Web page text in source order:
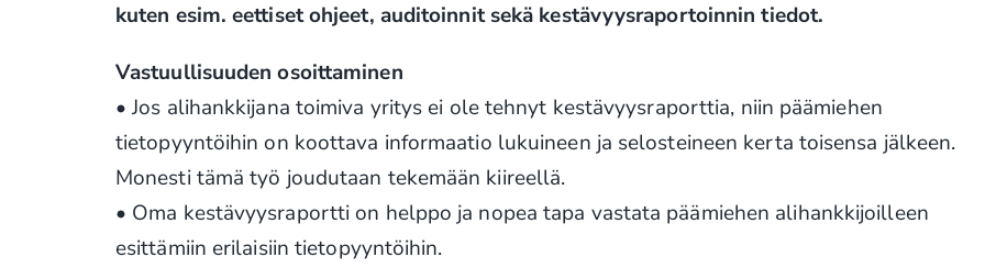
kuten esim. eettiset ohjeet, auditoinnit sekä kestävyysraportoinnin tiedot.
Vastuullisuuden osoittaminen
• Jos alihankkijana toimiva yritys ei ole tehnyt kestävyysraporttia, niin päämiehen
tietopyyntöihin on koottava informaatio lukuineen ja selosteineen kerta toisensa jälkeen.
Monesti tämä työ joudutaan tekemään kiireellä.
• Oma kestävyysraportti on helppo ja nopea tapa vastata päämiehen alihankkijoilleen
esittämiin erilaisiin tietopyyntöihin.